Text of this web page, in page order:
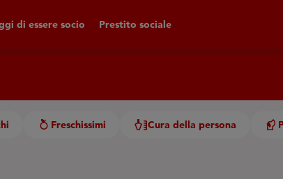
di essere socio Prestito sociale
Freschissimi Cura della persona